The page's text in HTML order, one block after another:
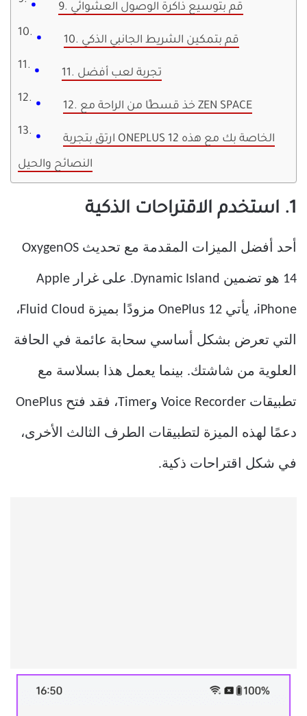
9. قم بتوسيع ذاكرة الوصول العشوائي
10. قم بتمكين الشريط الجانبي الذكي
11. تجربة لعب أفضل
12. خذ قسطًا من الراحة مع ZEN SPACE
ارتقِ بتجربة ONEPLUS 12 الخاصة بك مع هذه
النصائح والحيل
1. استخدم الاقتراحات الذكية
أحد أفضل الميزات المقدمة مع تحديث OxygenOS
14 هو تضمين Dynamic Island. على غرار Apple
iPhone، يأتي OnePlus 12 مزودًا بميزة Fluid Cloud،
التي تعرض بشكل أساسي سحابة عائمة في الحافة
العلوية من شاشتك. بينما يعمل هذا بسلاسة مع
تطبيقات Voice Recorder وTimer، فقد فتح OnePlus
دعمًا لهذه الميزة لتطبيقات الطرف الثالث الأخرى،
في شكل اقتراحات ذكية.